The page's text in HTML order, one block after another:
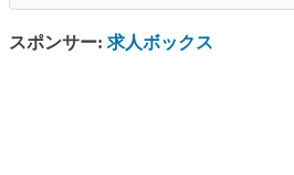
スポンサー: 求人ボックス